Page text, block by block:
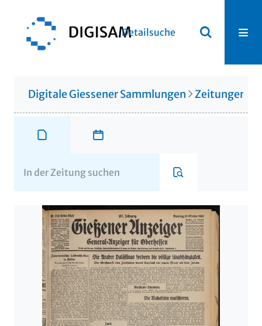
Detailsuche
Digitale Giessener Sammlungen Zeitungen